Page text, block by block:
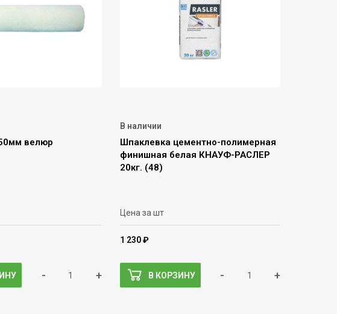
велюр
- +
В наличии
Шпаклевка цементно-полимерная
финишная белая КНАУФ-РАСЛЕР
20кг. (48)
Цена за шт
1 230 ₽
В КОРЗИНУ - +